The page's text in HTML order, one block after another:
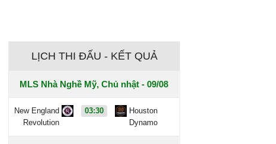
LỊCH THI ĐẤU - KẾT QUẢ
MLS Nhà Nghề Mỹ, Chủ nhật - 09/08
New England
Revolution
03:30
Houston
Dynamo